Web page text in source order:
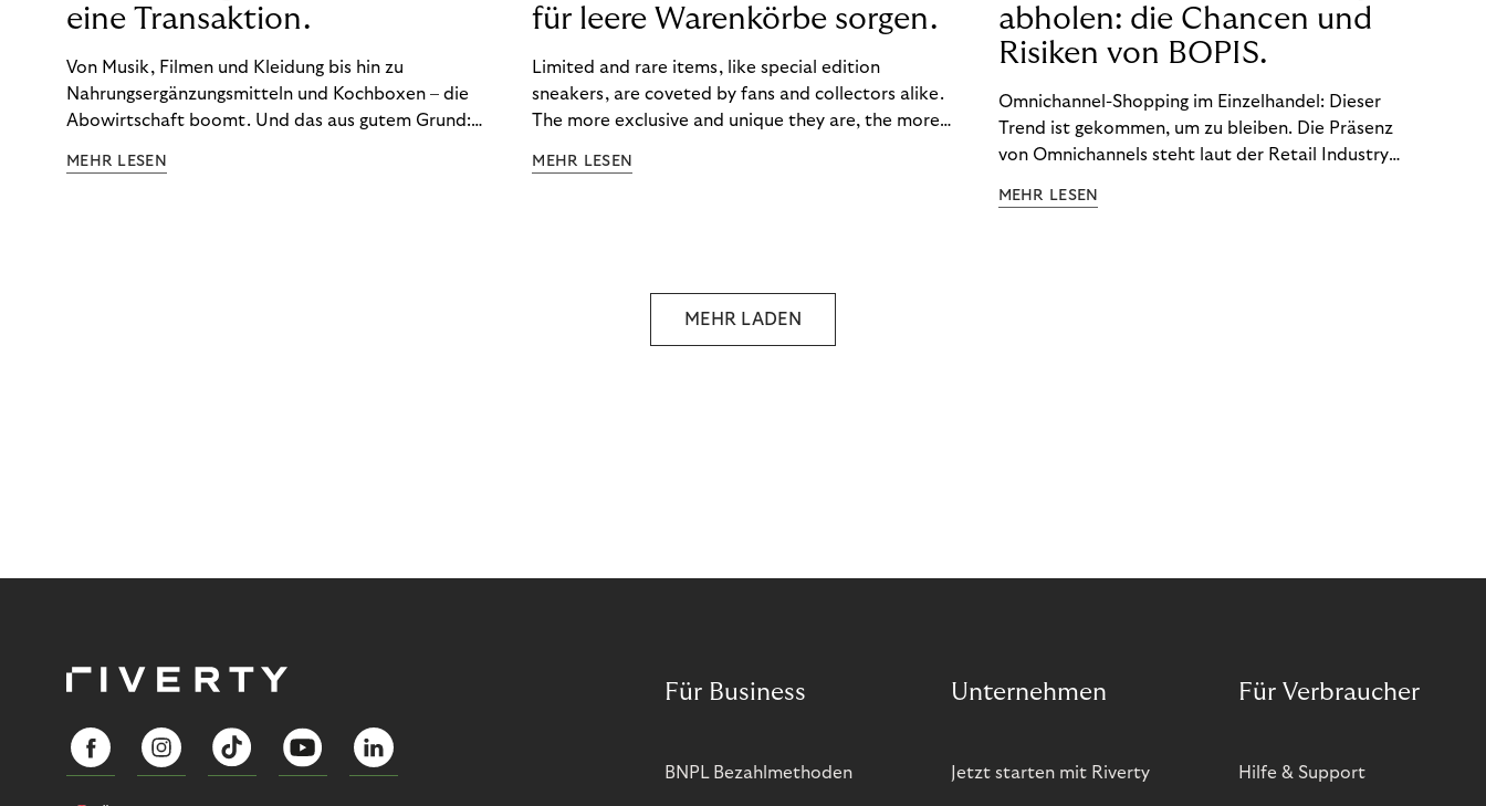
eine Transaktion.
Von Musik, Filmen und Kleidung bis hin zu
Nahrungsergänzungsmitteln und Kochboxen – die
Abowirtschaft boomt. Und das aus gutem Grund:
wünschen. Sie ermöglichen es uns, Produkte und
MEHR LESEN
für leere Warenkörbe sorgen.
Limited and rare items, like special edition
sneakers, are coveted by fans and collectors alike.
The more exclusive and unique they are, the more
industry uses artificial scarcity, also known as a
MEHR LESEN
abholen: die Chancen und
Risiken von BOPIS.
Omnichannel-Shopping im Einzelhandel: Dieser
Trend ist gekommen, um zu bleiben. Die Präsenz
von Omnichannels steht laut der Retail Industry
nicht mehr verzichtet werden kann. Ein fester
MEHR LESEN
MEHR LADEN
Für Business
BNPL Bezahlmethoden
Unternehmen
Jetzt starten mit Riverty
Für Verbraucher
Hilfe & Support